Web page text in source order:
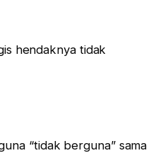
hendaknya tidak
“tidak berguna” sama